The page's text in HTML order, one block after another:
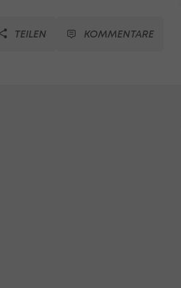
TEILEN KOMMENTARE